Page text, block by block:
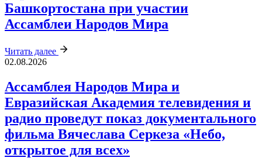
Башкортостана при участии
Ассамблеи Народов Мира
Читать далее
02.08.2026
Ассамблея Народов Мира и
Евразийская Академия телевидения и
радио проведут показ документального
фильма Вячеслава Серкеза «Небо,
открытое для всех»